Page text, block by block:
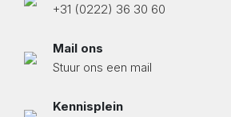
+31 (0222) 36 30 60
Mail ons
Stuur ons een mail
Kennisplein